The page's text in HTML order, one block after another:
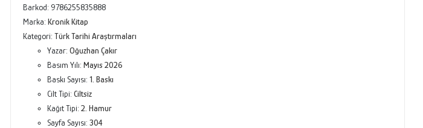
Barkod: 9786255835888
Marka: Kronik Kitap
Kategori: Türk Tarihi Araştırmaları
Yazar: Oğuzhan Çakır
Basım Yılı: Mayıs 2026
Baskı Sayısı: 1. Baskı
Cilt Tipi: Ciltsiz
Kağıt Tipi: 2. Hamur
Sayfa Sayısı: 304